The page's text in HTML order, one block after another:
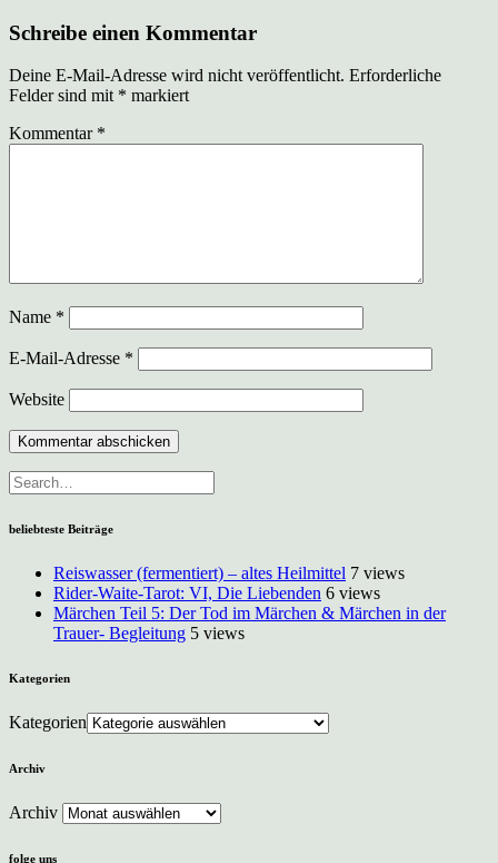
Schreibe einen Kommentar
Deine E-Mail-Adresse wird nicht veröffentlicht. Erforderliche
Felder sind mit * markiert
Kommentar *
Name *
E-Mail-Adresse *
Website
beliebteste Beiträge
Reiswasser (fermentiert) – altes Heilmittel 7 views
Rider-Waite-Tarot: VI, Die Liebenden 6 views
Märchen Teil 5: Der Tod im Märchen & Märchen in der
Trauer- Begleitung 5 views
Kategorien
Kategorien
Archiv
Archiv
folge uns